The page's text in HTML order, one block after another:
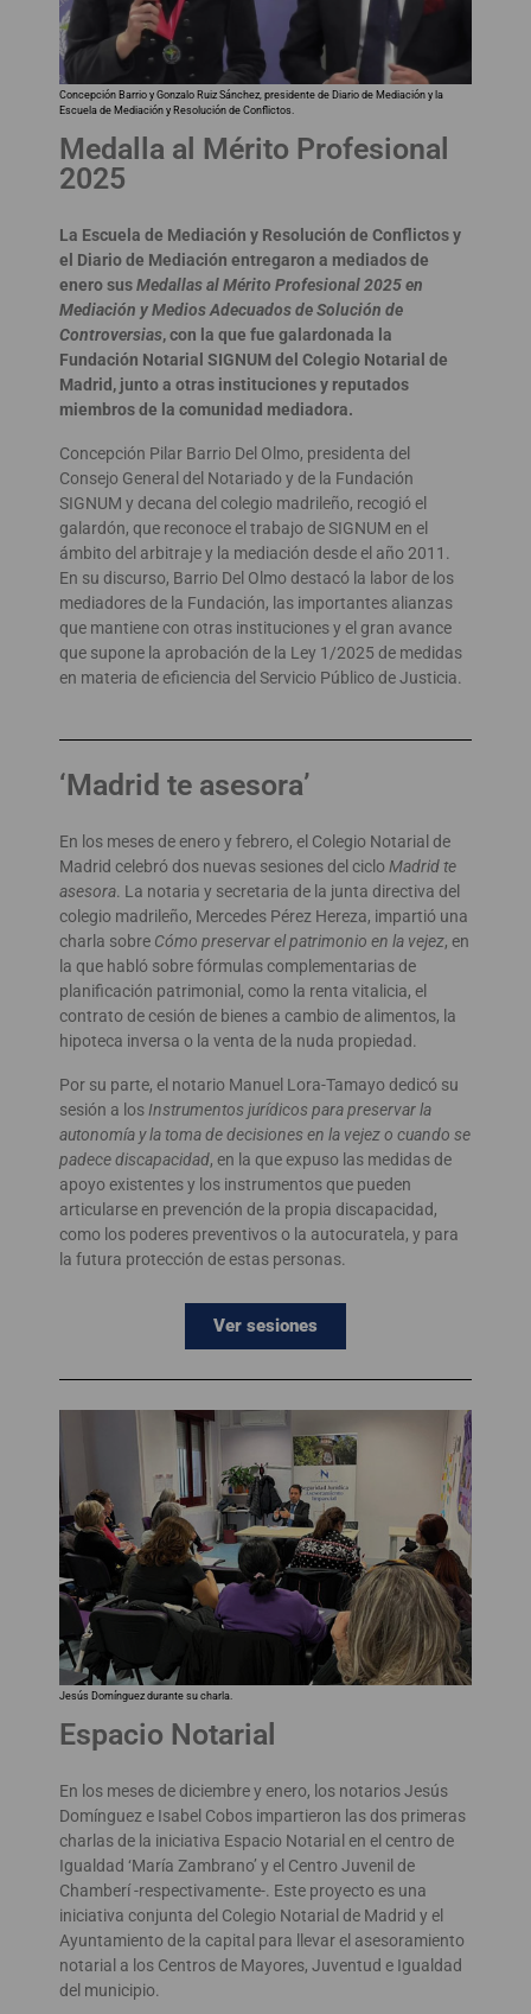
Concepción Barrio y Gonzalo Ruiz Sánchez, presidente de Diario de Mediación y la
Escuela de Mediación y Resolución de Conflictos.
Medalla al Mérito Profesional
2025
La Escuela de Mediación y Resolución de Conflictos y
el Diario de Mediación entregaron a mediados de
enero susMedallas al Mérito Profesional 2025 en
Mediación y Medios Adecuados de Solución de
Controversias, con la que fue galardonada la
Fundación Notarial SIGNUM del Colegio Notarial de
Madrid, junto a otras instituciones y reputados
miembros de la comunidad mediadora.
Concepción Pilar Barrio Del Olmo, presidenta del
Consejo General del Notariado y de la Fundación
SIGNUM y decana del colegio madrileño, recogió el
galardón, que reconoce el trabajo de SIGNUM en el
ámbito del arbitraje y la mediación desde el año 2011.
En su discurso, Barrio Del Olmo destacó la labor de los
mediadores de la Fundación, las importantes alianzas
que mantiene con otras instituciones y el gran avance
que supone la aprobación de la Ley 1/2025 de medidas
en materia de eficiencia del Servicio Público de Justicia.
‘Madrid te asesora’
En los meses de enero y febrero, el Colegio Notarial de
Madrid celebró dos nuevas sesiones del ciclo Madrid te
asesora. La notaria y secretaria de la junta directiva del
colegio madrileño, Mercedes Pérez Hereza, impartió una
charla sobre Cómo preservar el patrimonio en la vejez, en
la que habló sobre fórmulas complementarias de
planificación patrimonial, como la renta vitalicia, el
contrato de cesión de bienes a cambio de alimentos, la
hipoteca inversa o la venta de la nuda propiedad.
Por su parte, el notario Manuel Lora-Tamayo dedicó su
sesión a los Instrumentos jurídicos para preservar la
autonomía y la toma de decisiones en la vejez o cuando se
padece discapacidad, en la que expuso las medidas de
apoyo existentes y los instrumentos que pueden
articularse en prevención de la propia discapacidad,
como los poderes preventivos o la autocuratela, y para
la futura protección de estas personas.
Ver sesiones
Jesús Domínguez durante su charla.
Espacio Notarial
En los meses de diciembre y enero, los notarios Jesús
Domínguez e Isabel Cobos impartieron las dos primeras
charlas de la iniciativa Espacio Notarial en el centro de
Igualdad ‘María Zambrano’ y el Centro Juvenil de
Chamberí -respectivamente-. Este proyecto es una
iniciativa conjunta del Colegio Notarial de Madrid y el
Ayuntamiento de la capital para llevar el asesoramiento
notarial a los Centros de Mayores, Juventud e Igualdad
del municipio.